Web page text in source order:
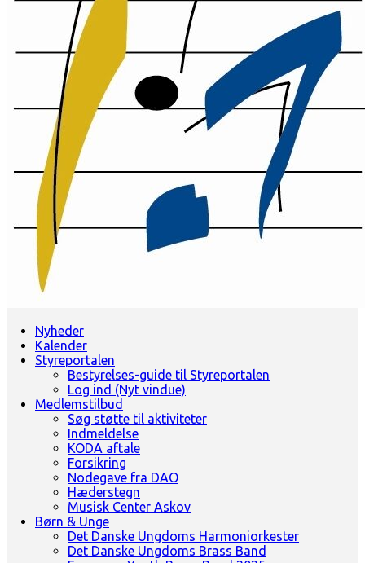
Dansk Amatør Orkesterforbund - DAO
Landsorganisation for amatørblæserorkestre
Nyheder
Kalender
Styreportalen
Bestyrelses-guide til Styreportalen
Log ind (Nyt vindue)
Medlemstilbud
Søg støtte til aktiviteter
Indmeldelse
KODA aftale
Forsikring
Nodegave fra DAO
Hæderstegn
Musisk Center Askov
Børn & Unge
Det Danske Ungdoms Harmoniorkester
Det Danske Ungdoms Brass Band